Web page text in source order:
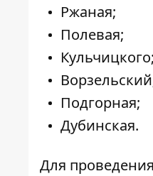
Ржаная;
Полевая;
Кульчицкого;
Подгорная;
Дубинская.
Для